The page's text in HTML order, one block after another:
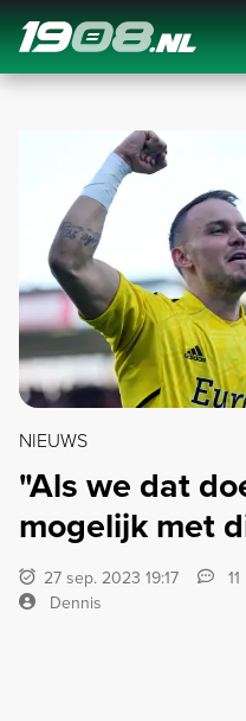
Navigation
NIEUWS
"Als we dat
mogelijk met
27 sep. 2023 19:17
Dennis